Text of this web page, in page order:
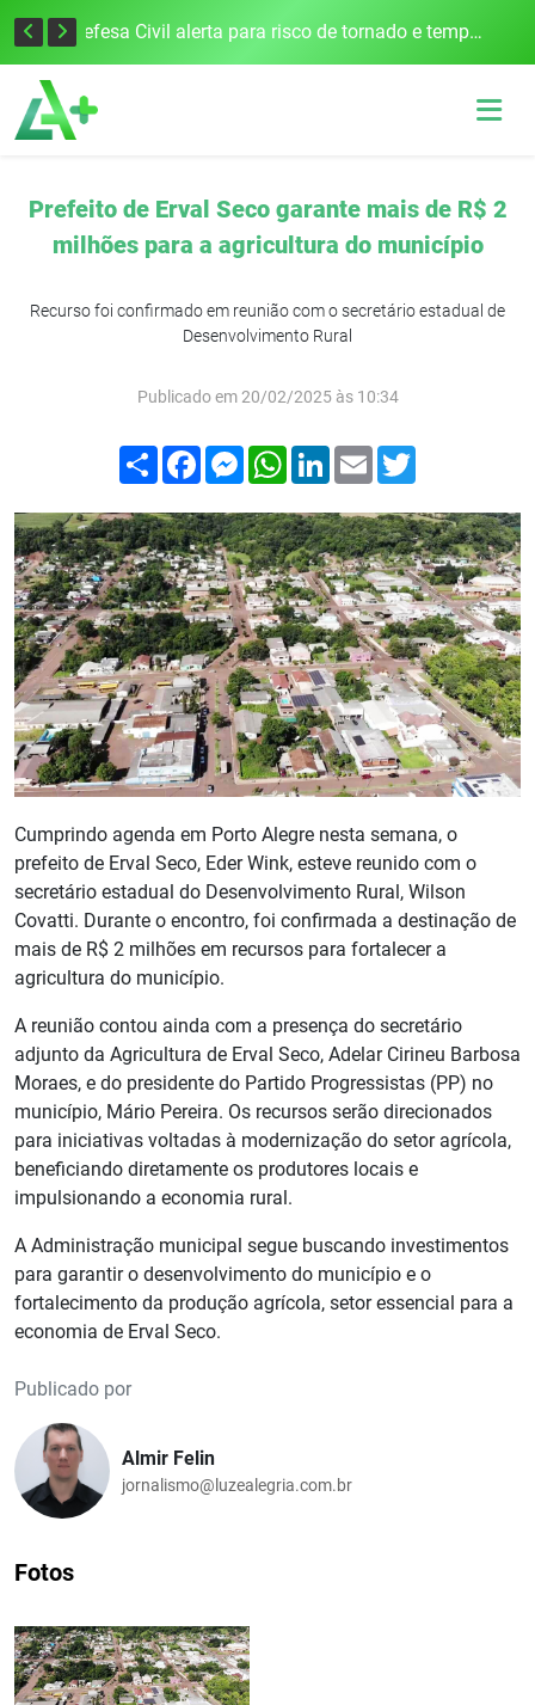
Justiça Eleitoral intensifica preparativos e faz alertas para as Eleições 2026 na 94ª Zona Eleitoral Defesa Civil alerta para risco de tornado e tempestades severas no RS entre esta quinta e sexta-feira
Prefeito de Erval Seco garante mais de R$ 2
milhões para a agricultura do município
Recurso foi confirmado em reunião com o secretário estadual de
Desenvolvimento Rural
Publicado em 20/02/2025 às 10:34
Compartilhar
FacebookMessenger
WhatsApp
LinkedIn
Email
Cumprindo agenda em Porto Alegre nesta semana, o
prefeito de Erval Seco, Eder Wink, esteve reunido com o
secretário estadual do Desenvolvimento Rural, Wilson
Covatti. Durante o encontro, foi confirmada a destinação de
mais de R$ 2 milhões em recursos para fortalecer a
agricultura do município.
A reunião contou ainda com a presença do secretário
adjunto da Agricultura de Erval Seco, Adelar Cirineu Barbosa
Moraes, e do presidente do Partido Progressistas (PP) no
município, Mário Pereira. Os recursos serão direcionados
para iniciativas voltadas à modernização do setor agrícola,
beneficiando diretamente os produtores locais e
impulsionando a economia rural.
A Administração municipal segue buscando investimentos
para garantir o desenvolvimento do município e o
fortalecimento da produção agrícola, setor essencial para a
economia de Erval Seco.
Publicado por
Almir Felin
jornalismo@luzealegria.com.br
Fotos